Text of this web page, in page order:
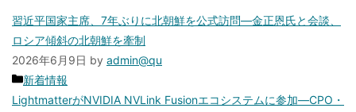
習近平国家主席、7年ぶりに北朝鮮を公式訪問—金正恩氏と会談、
ロシア傾斜の北朝鮮を牽制
2026年6月9日 by admin@qu
カ
テ
新着情報
LightmatterがNVIDIA NVLink Fusionエコシステムに参加—CPO・